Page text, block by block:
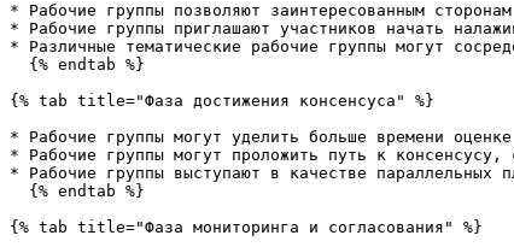
* Рабочие группы позволяют заинтересованным
* Рабочие группы приглашают участников начать
* Различные тематические рабочие группы могут
{% tab title="Фаза достижения консенсуса" %}
* Рабочие группы могут уделить больше времени
* Рабочие группы могут проложить путь к консенсусу,
* Рабочие группы выступают в качестве параллельных
{% tab title="Фаза мониторинга и согласования" %}